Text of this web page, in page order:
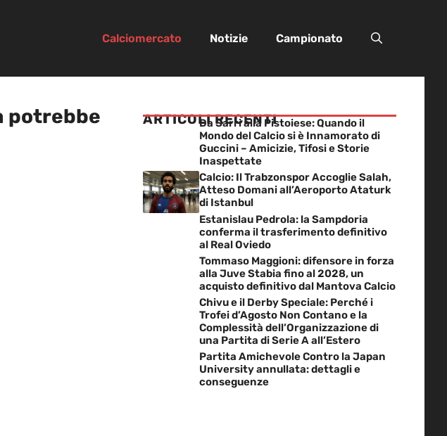
Calciomercato Notizie Campionato
potrebbe
ARTICOLI RECENTI
Da Sarri alla Pistoiese: Quando il
Mondo del Calcio si è Innamorato di
Guccini – Amicizie, Tifosi e Storie
Inaspettate
Calcio: Il Trabzonspor Accoglie Salah,
Atteso Domani all’Aeroporto Ataturk
di Istanbul
Estanislau Pedrola: la Sampdoria
conferma il trasferimento definitivo
al Real Oviedo
Tommaso Maggioni: difensore in forza
alla Juve Stabia fino al 2028, un
acquisto definitivo dal Mantova Calcio
Chivu e il Derby Speciale: Perché i
Trofei d’Agosto Non Contano e la
Complessità dell’Organizzazione di
una Partita di Serie A all’Estero
Partita Amichevole Contro la Japan
University annullata: dettagli e
conseguenze